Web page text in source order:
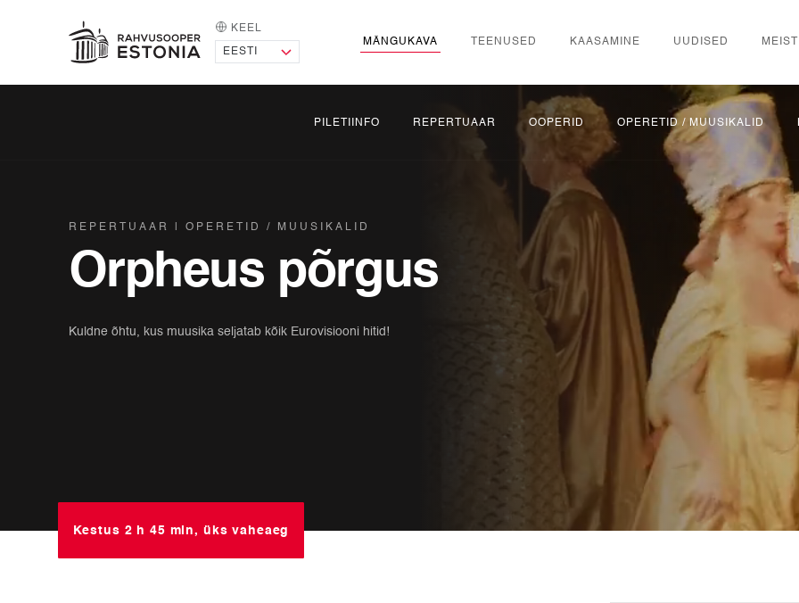
AVALEHT
KEEL
MÄNGUKAVA
PILETIINFO REPERTUAAR OOPERID OPERETID / MUUSIKALID
TEENUSED KAASAMINE UUDISED MEIST
REPERTUAAR OPERETID / MUUSIKALID
Orpheus põrgus
Kuldne õhtu, kus muusika seljatab kõik Eurovisiooni hitid!
Kestus 2 h 45 min, üks vaheaeg